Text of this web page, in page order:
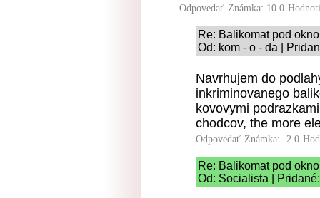
Odpovedať Známka: 10.0
Re: Balikomat pod
Od: kom - o - da |
Navrhujem do
inkriminovanego
kovovymi
chodcov, the more
Odpovedať Známka: -2.0
Re: Balikomat pod
Od: Socialista |